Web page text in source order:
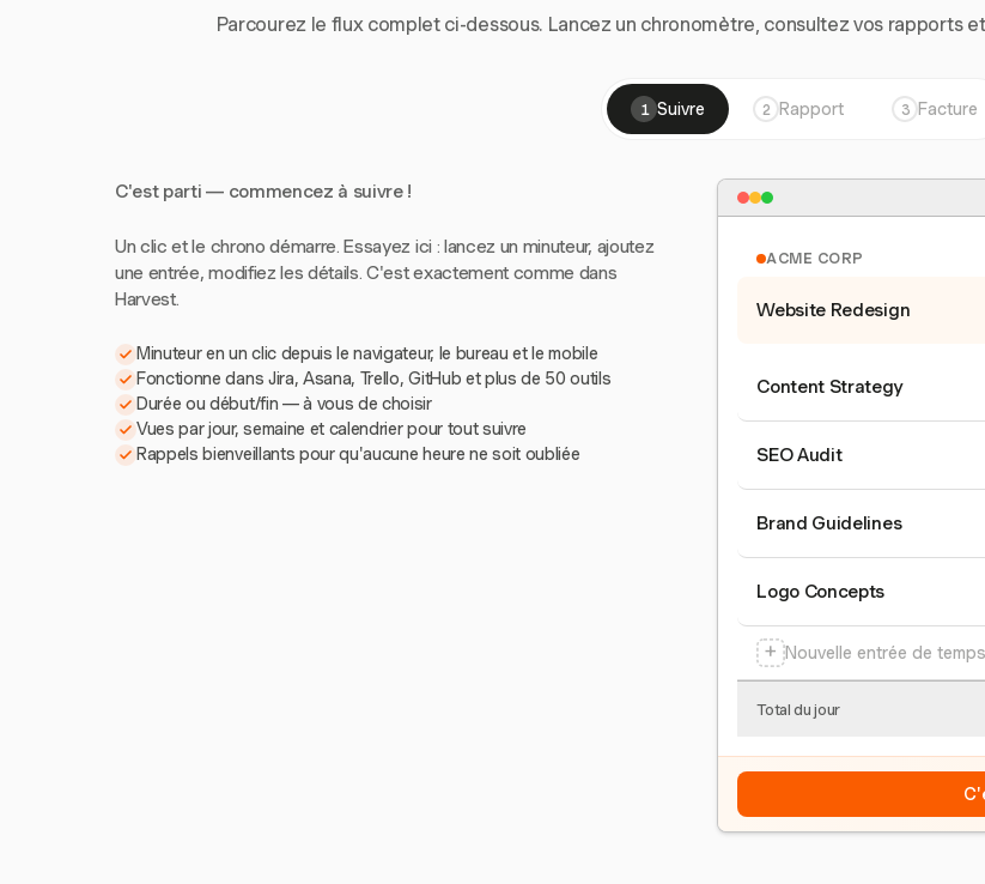
Parcourez le flux complet ci-dessous. Lancez un chronomètre, consultez vos rapports
1 Suivre 2 Rapport 3 Facture
C'est parti — commencez à suivre !
Un clic et le chrono démarre. Essayez ici : lancez un minuteur, ajoutez
une entrée, modifiez les détails. C'est exactement comme dans
Harvest.
Minuteur en un clic depuis le navigateur, le bureau et le mobile
Fonctionne dans Jira, Asana, Trello, GitHub et plus de 50 outils
Durée ou début/fin — à vous de choisir
Vues par jour, semaine et calendrier pour tout suivre
Rappels bienveillants pour qu'aucune heure ne soit oubliée
ACME CORP
Website Redesign
Content Strategy
SEO Audit
Brand Guidelines
Logo Concepts
+ Nouvelle entrée de temps
Total du jour